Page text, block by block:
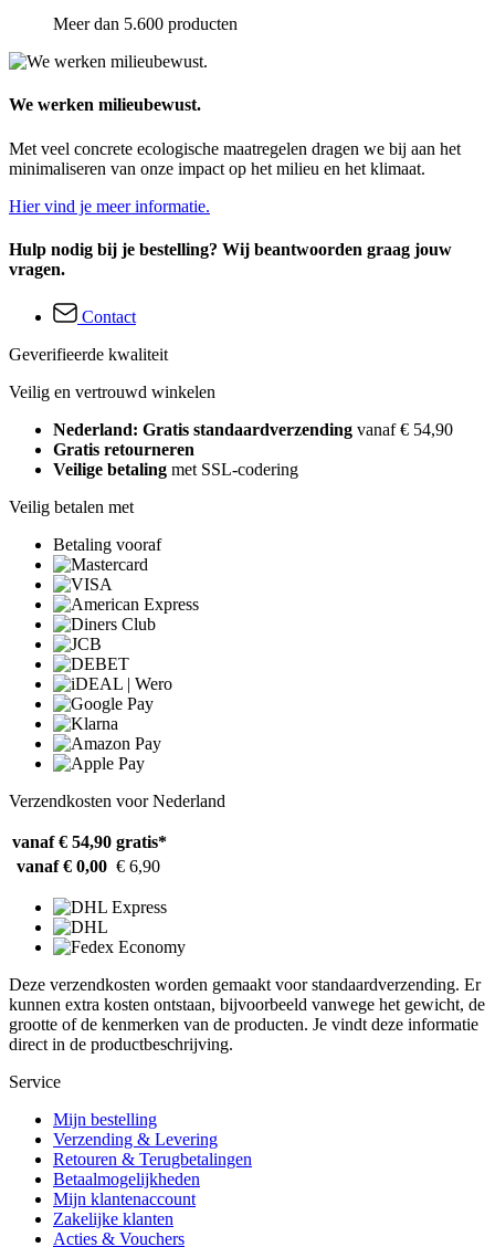
Meer dan 5.600 producten
We werken milieubewust.
Met veel concrete ecologische maatregelen dragen we bij aan het
minimaliseren van onze impact op het milieu en het klimaat.
Hier vind je meer informatie.
Hulp nodig bij je bestelling? Wij beantwoorden graag jouw
vragen.
Contact
Geverifieerde kwaliteit
Veilig en vertrouwd winkelen
Nederland: Gratis standaardverzending vanaf € 54,90
Gratis retourneren
Veilige betaling met SSL-codering
Veilig betalen met
Betaling vooraf
Verzendkosten voor Nederland
vanaf € 54,90 gratis*
vanaf € 0,00 € 6,90
Deze verzendkosten worden gemaakt voor standaardverzending. Er
kunnen extra kosten ontstaan, bijvoorbeeld vanwege het gewicht, de
grootte of de kenmerken van de producten. Je vindt deze informatie
direct in de productbeschrijving.
Service
Mijn bestelling
Verzending & Levering
Retouren & Terugbetalingen
Betaalmogelijkheden
Mijn klantenaccount
Zakelijke klanten
Acties & Vouchers